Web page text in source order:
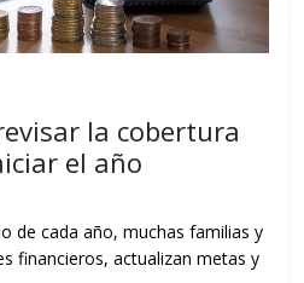
la cobertura
el año
de cada año, muchas familias y
financieros, actualizan metas y